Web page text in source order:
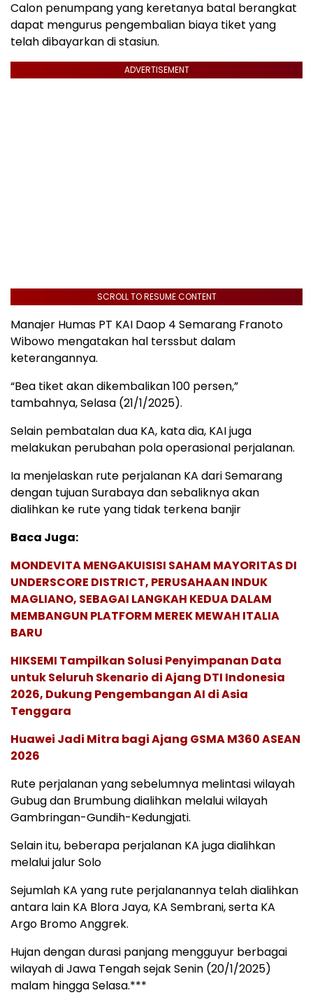
Calon penumpang yang keretanya batal berangkat
dapat mengurus pengembalian biaya tiket yang
telah dibayarkan di stasiun.
ADVERTISEMENT
SCROLL TO RESUME CONTENT
Manajer Humas PT KAI Daop 4 Semarang Franoto
Wibowo mengatakan hal terssbut dalam
keterangannya.
“Bea tiket akan dikembalikan 100 persen,”
tambahnya, Selasa (21/1/2025).
Selain pembatalan dua KA, kata dia, KAI juga
melakukan perubahan pola operasional perjalanan.
Ia menjelaskan rute perjalanan KA dari Semarang
dengan tujuan Surabaya dan sebaliknya akan
dialihkan ke rute yang tidak terkena banjir
Baca Juga:
MONDEVITA MENGAKUISISI SAHAM MAYORITAS DI
UNDERSCORE DISTRICT, PERUSAHAAN INDUK
MAGLIANO, SEBAGAI LANGKAH KEDUA DALAM
MEMBANGUN PLATFORM MEREK MEWAH ITALIA
BARU
HIKSEMI Tampilkan Solusi Penyimpanan Data
untuk Seluruh Skenario di Ajang DTI Indonesia
2026, Dukung Pengembangan AI di Asia
Tenggara
Huawei Jadi Mitra bagi Ajang GSMA M360 ASEAN
2026
Rute perjalanan yang sebelumnya melintasi wilayah
Gubug dan Brumbung dialihkan melalui wilayah
Gambringan-Gundih-Kedungjati.
Selain itu, beberapa perjalanan KA juga dialihkan
melalui jalur Solo
Sejumlah KA yang rute perjalanannya telah dialihkan
antara lain KA Blora Jaya, KA Sembrani, serta KA
Argo Bromo Anggrek.
Hujan dengan durasi panjang mengguyur berbagai
wilayah di Jawa Tengah sejak Senin (20/1/2025)
malam hingga Selasa.***